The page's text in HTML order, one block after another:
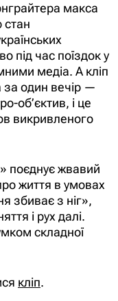
макса
під час поїздок у
медіа. А кліп
за один вечір —
об’єктив, і це
викривленого
поєднує жвавий
життя в умовах
збиває з ніг»,
і рух далі.
складної
кліп.